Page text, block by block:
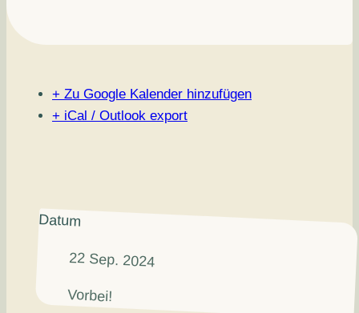
+ Zu Google Kalender hinzufügen
+ iCal / Outlook export
Datum
22 Sep. 2024
Vorbei!